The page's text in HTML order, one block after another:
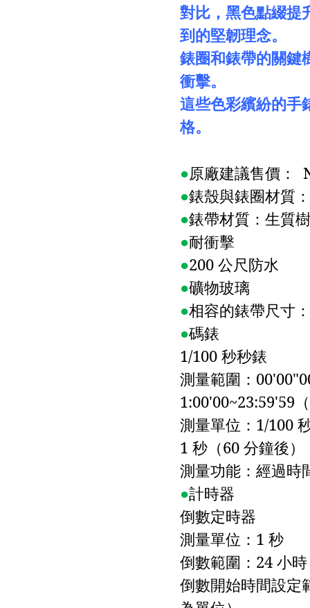
對比，黑色點綴提
到的堅韌理念。
錶圈和錶帶的關鍵
衝擊。
這些色彩繽紛的手
格。
●原廠建議售價：
●錶殼與錶圈材質
●錶帶材質：生質
●耐衝擊
●200 公尺防水
●礦物玻璃
●相容的錶帶尺寸：
●碼錶
1/100 秒秒錶
測量範圍：
1:00'00~23:59'59 （
測量單位： 1/100
1 秒（60 分鐘後）
測量功能：經過時
●計時器
倒數定時器
測量單位： 1 秒
倒數範圍： 24 小時
倒數開始時間設定